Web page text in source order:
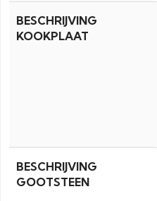
BESCHRIJVING
KOOKPLAAT
BESCHRIJVING
GOOTSTEEN